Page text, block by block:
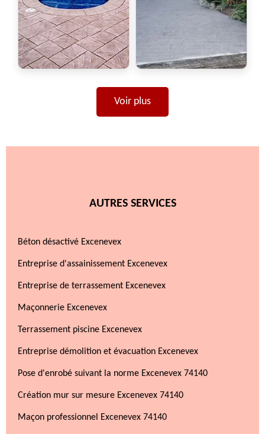
Voir plus
AUTRES SERVICES
Béton désactivé Excenevex
Entreprise d'assainissement Excenevex
Entreprise de terrassement Excenevex
Maçonnerie Excenevex
Terrassement piscine Excenevex
Entreprise démolition et évacuation Excenevex
Pose d'enrobé suivant la norme Excenevex 74140
Création mur sur mesure Excenevex 74140
Maçon professionnel Excenevex 74140